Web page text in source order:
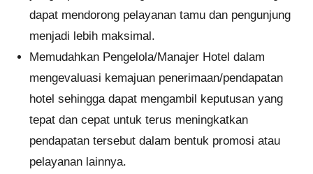
dapat mendorong pelayanan tamu dan pengunjung
menjadi lebih maksimal.
Memudahkan Pengelola/Manajer Hotel dalam
mengevaluasi kemajuan penerimaan/pendapatan
hotel sehingga dapat mengambil keputusan yang
tepat dan cepat untuk terus meningkatkan
pendapatan tersebut dalam bentuk promosi atau
pelayanan lainnya.